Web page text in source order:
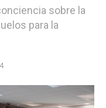
sobre la
para la